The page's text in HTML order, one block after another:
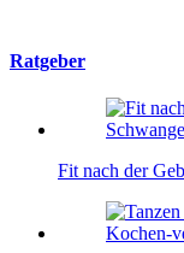
Ratgeber
Fit nach der